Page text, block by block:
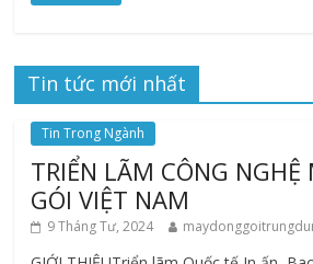
Tin tức mới nhất
Tin Trong Ngành
TRIỂN LÃM CÔNG NGHỆ
GÓI VIỆT NAM
9 Tháng Tư, 2024